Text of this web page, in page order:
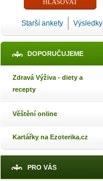
Starší ankety Výsledky
DOPORUČUJEME
Zdravá Výživa - diety a
recepty
Věštění online
Kartářky na Ezoterika.cz
PRO VÁS